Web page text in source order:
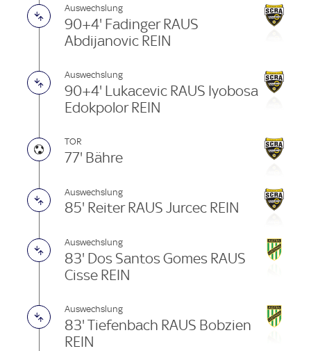
Auswechslung
90+4' Fadinger RAUS
Abdijanovic REIN
Auswechslung
90+4' Lukacevic RAUS Iyobosa
Edokpolor REIN
TOR
77' Bähre
Auswechslung
85' Reiter RAUS Jurcec REIN
Auswechslung
83' Dos Santos Gomes RAUS
Cisse REIN
Auswechslung
83' Tiefenbach RAUS Bobzien
REIN